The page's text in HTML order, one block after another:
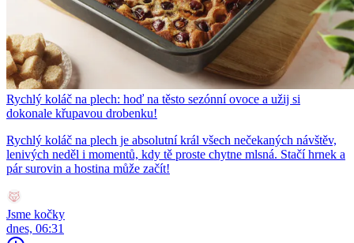
Rychlý koláč na plech: hoď na těsto sezónní ovoce a užij si
dokonale křupavou drobenku!
Rychlý koláč na plech je absolutní král všech nečekaných návštěv,
lenivých neděl i momentů, kdy tě proste chytne mlsná. Stačí hrnek a
pár surovin a hostina může začít!
Jsme kočky
dnes, 06:31